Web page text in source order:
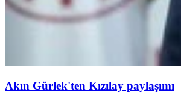
Akın Gürlek'ten Kızılay paylaşımı